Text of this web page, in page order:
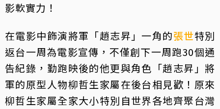
影軟實力！
在電影中飾演將軍「趙志昇」一角的張世特別
返台一周為電影宣傳，不僅創下一周跑30個通
告紀錄，勤跑映後的他更與角色「趙志昇」將
軍的原型人物柳哲生家屬在後台相見歡！原來
柳哲生家屬全家大小特別自世界各地齊聚台灣